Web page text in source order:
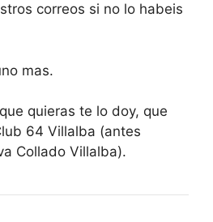
correos si no lo habeis
mas.
quieras te lo doy, que
64 Villalba (antes
Collado Villalba).